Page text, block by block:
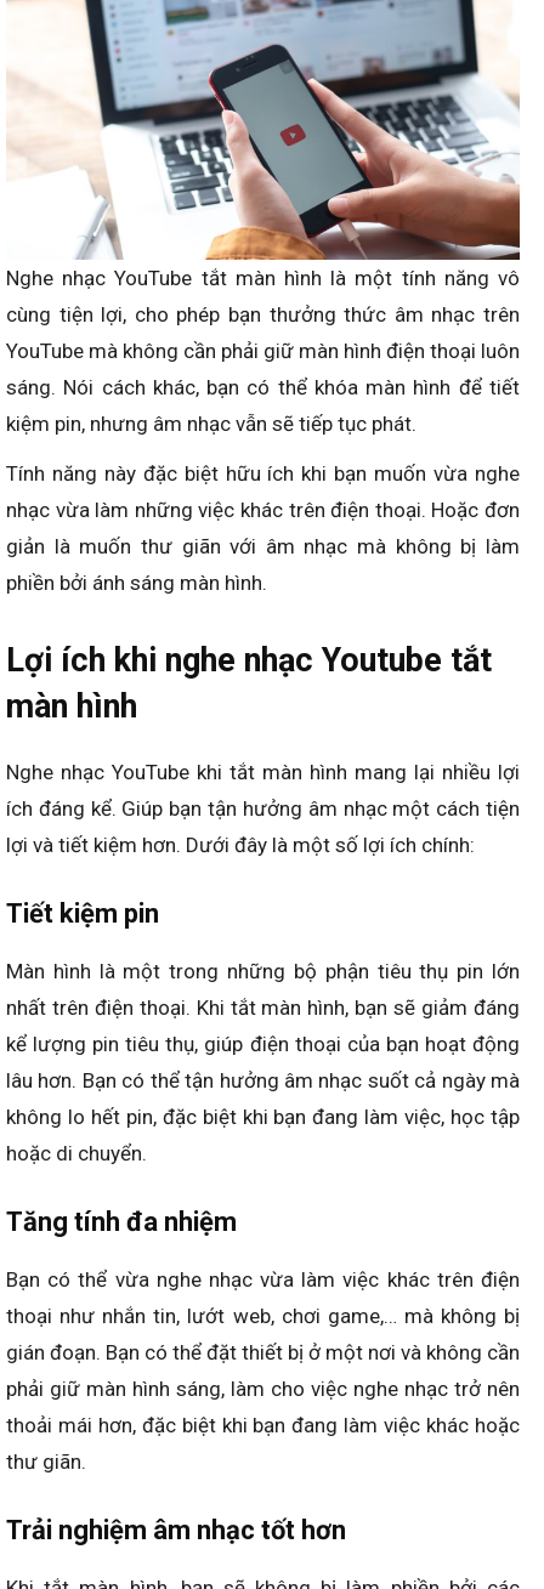
Nghe nhạc YouTube tắt màn hình là một tính năng vô
cùng tiện lợi, cho phép bạn thưởng thức âm nhạc trên
YouTube mà không cần phải giữ màn hình điện thoại luôn
sáng. Nói cách khác, bạn có thể khóa màn hình để tiết
kiệm pin, nhưng âm nhạc vẫn sẽ tiếp tục phát.
Tính năng này đặc biệt hữu ích khi bạn muốn vừa nghe
nhạc vừa làm những việc khác trên điện thoại. Hoặc đơn
giản là muốn thư giãn với âm nhạc mà không bị làm
phiền bởi ánh sáng màn hình.
Lợi ích khi nghe nhạc Youtube tắt
màn hình
Nghe nhạc YouTube khi tắt màn hình mang lại nhiều lợi
ích đáng kể. Giúp bạn tận hưởng âm nhạc một cách tiện
lợi và tiết kiệm hơn. Dưới đây là một số lợi ích chính:
Tiết kiệm pin
Màn hình là một trong những bộ phận tiêu thụ pin lớn
nhất trên điện thoại. Khi tắt màn hình, bạn sẽ giảm đáng
kể lượng pin tiêu thụ, giúp điện thoại của bạn hoạt động
lâu hơn. Bạn có thể tận hưởng âm nhạc suốt cả ngày mà
không lo hết pin, đặc biệt khi bạn đang làm việc, học tập
hoặc di chuyển.
Tăng tính đa nhiệm
Bạn có thể vừa nghe nhạc vừa làm việc khác trên điện
thoại như nhắn tin, lướt web, chơi game,… mà không bị
gián đoạn. Bạn có thể đặt thiết bị ở một nơi và không cần
phải giữ màn hình sáng, làm cho việc nghe nhạc trở nên
thoải mái hơn, đặc biệt khi bạn đang làm việc khác hoặc
thư giãn.
Trải nghiệm âm nhạc tốt hơn